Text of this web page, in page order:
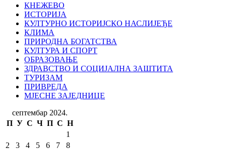
КНЕЖЕВО
ИСТОРИЈА
КУЛТУРНО ИСТОРИЈСКО НАСЛИЈЕЂЕ
КЛИМА
ПРИРОДНА БОГАТСТВА
КУЛТУРА И СПОРТ
ОБРАЗОВАЊЕ
ЗДРАВСТВО И СОЦИЈАЛНА ЗАШТИТА
ТУРИЗАМ
ПРИВРЕДА
МЈЕСНЕ ЗАЈЕДНИЦЕ
септембар 2024.
П У С Ч П С Н
1
2
3 4 5 6 7
8